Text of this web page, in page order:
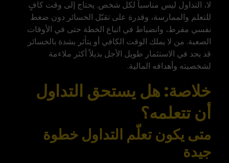
لا، التداول ليس مناسباً لكل شخص. يحتاج إلى وقت كافٍ
للتعلم والممارسة، وقدرة على تقبّل الخسائر دون ضغط
نفسي مفرط، وانضباط في اتباع الخطة حتى في الأوقات
الصعبة. من لا يملك الوقت الكافي أو يتأثر بشدة بالخسائر
قد يجد في الاستثمار طويل الأجل بديلاً أكثر ملاءمة
لشخصيته وأهدافه المالية.
خلاصة: هل يستحق التداول
أن تتعلمه؟
متى يكون تعلّم التداول خطوة
جيدة